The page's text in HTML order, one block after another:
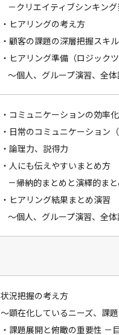
－クリエイティブシンキン
・ヒアリングの考え方
・顧客の課題の深層把握スキル
・ヒアリング準備（ロジック
～個人、グループ演習、全
・コミュニケーションの効率化
・日常のコミュニケーション
・論理力、説得力
・人にも伝えやすいまとめ方
－帰納的まとめと演繹的ま
・ヒアリング結果まとめ演習
～個人、グループ演習、全
状況把握の考え方
～顕在化しているニーズ、課
・課題展開と俯瞰の重要性 －